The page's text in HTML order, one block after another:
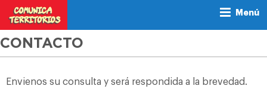
Menú
CONTACTO
Envienos su consulta y será respondida a la brevedad.